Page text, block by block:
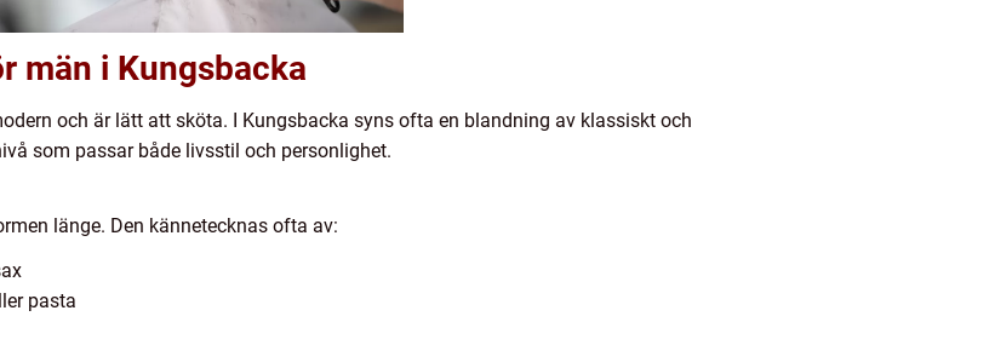
män i Kungsbacka
och är lätt att sköta. I Kungsbacka syns ofta en blandning av klassiskt och
som passar både livsstil och personlighet.
länge. Den kännetecknas ofta av:
pasta